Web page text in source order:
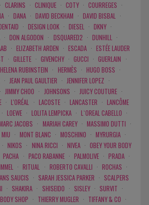
· CLARINS · CLINIQUE · COTY · COURREGES ·
· DANA · DAVID BECKHAM · DAVID BISBAL ·
· DESIGN LOOK · DIESEL · DKNY ·
· DON ALGODON · DSQUARED2 · DUNHILL ·
· ELIZABETH ARDEN · ESCADA · ESTÉE LAUDER
· GILLETE · GIVENCHY · GUCCI · GUERLAIN ·
HELENA RUBINSTEIN · HERMÈS · HUGO BOSS ·
· JEAN PAUL GAULTIER · JENNIFER LOPEZ ·
· JIMMY CHOO · JOHNSONS · JUICY COUTURE ·
· L'ORÉAL · LACOSTE · LANCASTER · LANCÔME
· LOEWE · LOLITA LEMPICKA · L`OREAL CABELLO ·
JACOBS · MARIAH CAREY · MASSIMO DUTTI ·
· MONT BLANC · MOSCHINO · MYRURGIA ·
· NIKOS · NINA RICCI · NIVEA · OBEY YOUR BODY
PACHA · PACO RABANNE · PALMOLIVE · PRADA ·
· RITUAL · ROBERTO CAVALLI · ROCHAS ·
SAUCIS · SARAH JESSICA PARKER · SCALPERS
· SHAKIRA · SHISEIDO · SISLEY · SURVIT ·
SHOP · THIERRY MUGLER · TIFFANY & CO ·